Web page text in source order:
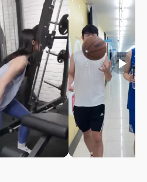
play_arrow play_arrow